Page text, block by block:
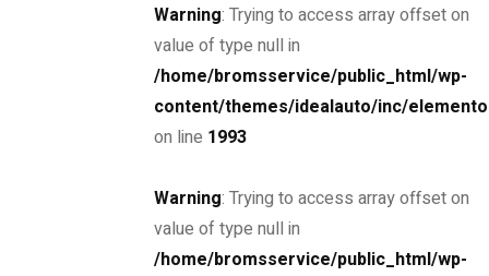
Warning: Trying to access array offset on
value of type null in
/home/bromsservice/public_html/wp-
content/themes/idealauto/inc/
on line 1993
Warning: Trying to access array offset on
value of type null in
/home/bromsservice/public_html/wp-
funktionalitet. Anpassade lösningar för varje...
Jourservice / jourbil